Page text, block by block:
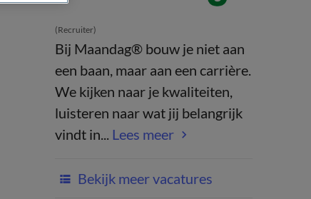
(Recruiter)
Bij Maandag® bouw je niet aan
een baan, maar aan een carrière.
We kijken naar je kwaliteiten,
luisteren naar wat jij belangrijk
vindt in... Lees meer
Bekijk meer vacatures